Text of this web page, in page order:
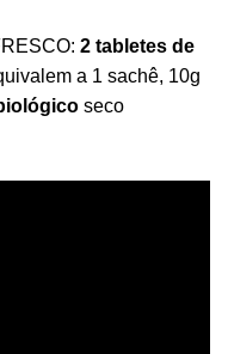
2 tabletes de
a 1 sachê, 10g
seco